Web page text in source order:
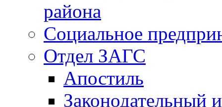
района
Социальное
Отдел ЗАГС
Апостиль
Законодательный